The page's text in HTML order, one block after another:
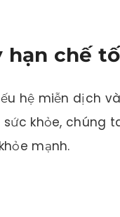
hạn chế
hệ miễn dịch
khỏe, chúng
mạnh.